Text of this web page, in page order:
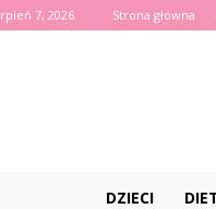
7, 2026 Strona główna
DZIECI